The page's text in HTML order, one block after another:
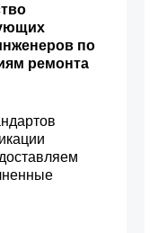
по
ремонта